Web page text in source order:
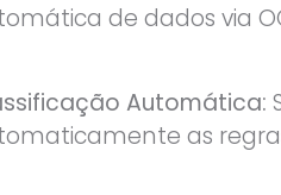
de dados via
Automática:
as